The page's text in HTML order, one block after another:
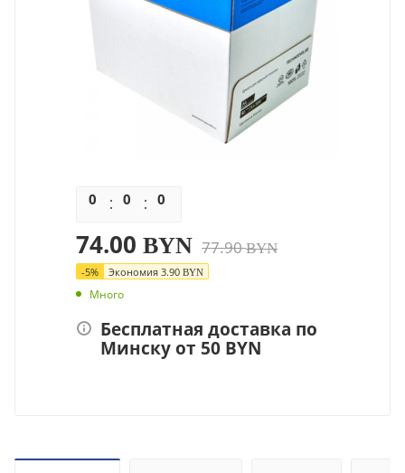
0 0 0
74.00 BYN 77.90 BYN
-5% Экономия 3.90 BYN
Много
Бесплатная доставка по
Минску от 50 BYN